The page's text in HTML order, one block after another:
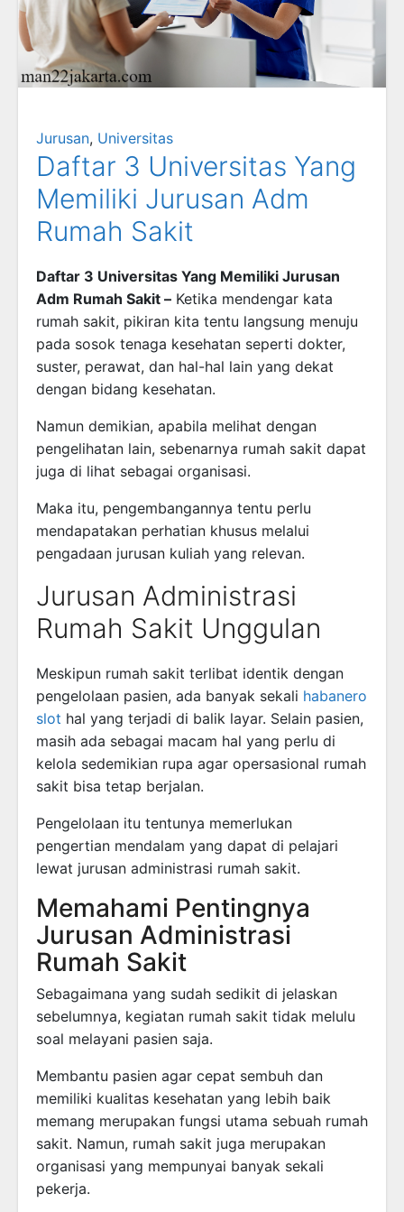
Jurusan, Universitas
Daftar 3 Universitas Yang
Memiliki Jurusan Adm
Rumah Sakit
Daftar 3 Universitas Yang Memiliki Jurusan
Adm Rumah Sakit – Ketika mendengar kata
rumah sakit, pikiran kita tentu langsung menuju
pada sosok tenaga kesehatan seperti dokter,
suster, perawat, dan hal-hal lain yang dekat
dengan bidang kesehatan.
Namun demikian, apabila melihat dengan
pengelihatan lain, sebenarnya rumah sakit dapat
juga di lihat sebagai organisasi.
Maka itu, pengembangannya tentu perlu
mendapatakan perhatian khusus melalui
pengadaan jurusan kuliah yang relevan.
Jurusan Administrasi
Rumah Sakit Unggulan
Meskipun rumah sakit terlibat identik dengan
pengelolaan pasien, ada banyak sekali habanero
slot hal yang terjadi di balik layar. Selain pasien,
masih ada sebagai macam hal yang perlu di
kelola sedemikian rupa agar opersasional rumah
sakit bisa tetap berjalan.
Pengelolaan itu tentunya memerlukan
pengertian mendalam yang dapat di pelajari
lewat jurusan administrasi rumah sakit.
Memahami Pentingnya
Jurusan Administrasi
Rumah Sakit
Sebagaimana yang sudah sedikit di jelaskan
sebelumnya, kegiatan rumah sakit tidak melulu
soal melayani pasien saja.
Membantu pasien agar cepat sembuh dan
memiliki kualitas kesehatan yang lebih baik
memang merupakan fungsi utama sebuah rumah
sakit. Namun, rumah sakit juga merupakan
organisasi yang mempunyai banyak sekali
pekerja.